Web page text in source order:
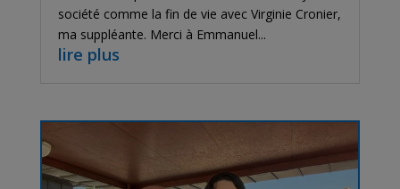
société comme la fin de vie avec Virginie Cronier,
ma suppléante. Merci à Emmanuel...
lire plus